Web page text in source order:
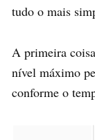
tudo o mais
A primeira
nível máximo
conforme o